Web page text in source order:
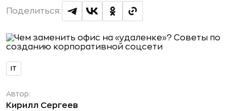
Поделиться:
IT
Автор:
Кирилл Сергеев